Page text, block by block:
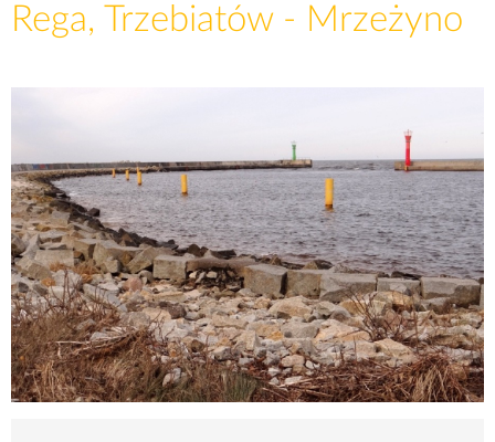
Rega, Trzebiatów - Mrzeżyno